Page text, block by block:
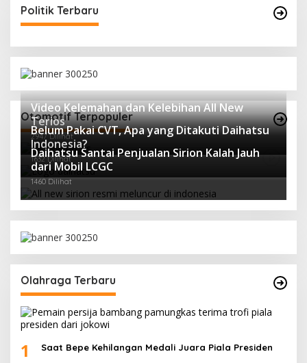
Politik Terbaru
Otomotif Terpopuler
Video Kelemahan dan Kelebihan All New
Terios
2947 Dilihat
Belum Pakai CVT, Apa yang Ditakuti Daihatsu
Indonesia?
1632 Dilihat
Daihatsu Santai Penjualan Sirion Kalah Jauh
dari Mobil LCGC
1460 Dilihat
Olahraga Terbaru
1 Saat Bepe Kehilangan Medali Juara Piala Presiden